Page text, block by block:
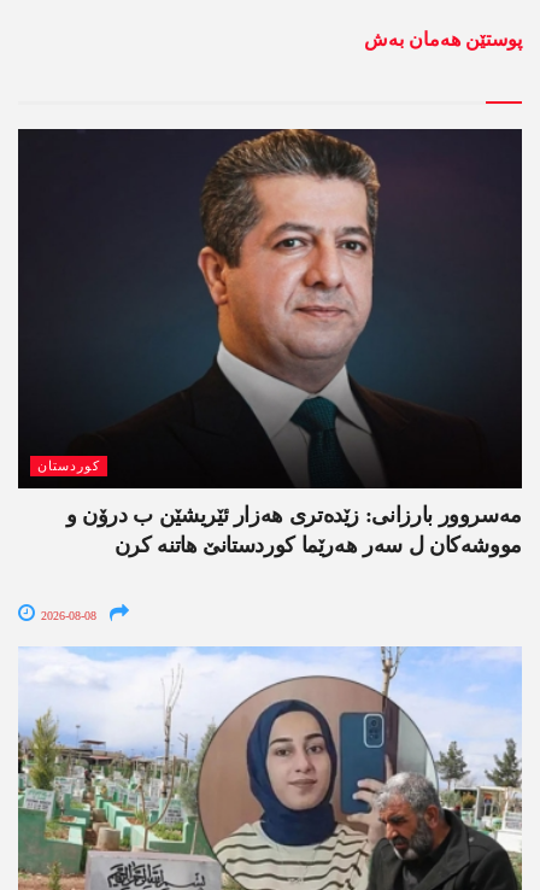
پوستێن ھەمان بەش
کوردستان
مەسروور بارزانی: زێدەتری ھەزار ئێریشێن ب درۆن و
مووشەکان ل سەر ھەرێما کوردستانێ ھاتنە کرن
2026-08-08